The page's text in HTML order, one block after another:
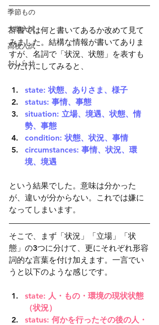
季節もの
大学入試
高校入試
おしらせ
辞書では何と書いてあるか改めて見て
みました。結構な情報が書いてありま
すが、名詞で「状況、状態」を表すも
のだけにしてみると、
state: 状態、ありさま、様子
status: 事情、事態
situation: 立場、境遇、状態、情
勢、事態
condition: 状態、状況、事情
circumstances: 事情、状況、環
境、境遇
という結果でした。意味は分かった
が、違いが分からない。これでは嫌に
なってしまいます。
そこで、まず「状況」「立場」「状
態」の3つに分けて、更にそれぞれ形容
詞的な言葉を付け加えます。一言でい
うと以下のような感じです。
state: 人・もの・環境の現状状態
（状況）
status: 何かを行ったその後の人・